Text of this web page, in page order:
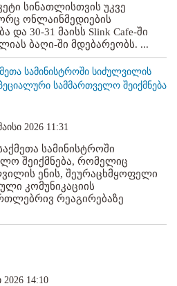
სინათლისთვის უკვე
ონლაინმედიების
და 30-31 მაისს Slink Cafe-ში
ბაღი-ში მდებარეობს. ...
სამინისტროში სიძულვილის
სამმართველო შეიქმნება
2026 11:31
სამინისტროში
შეიქმნება, რომელიც
ენის, შეურაცხმყოფელი
კომუნიკაციის
რეაგირებაზე
14:10